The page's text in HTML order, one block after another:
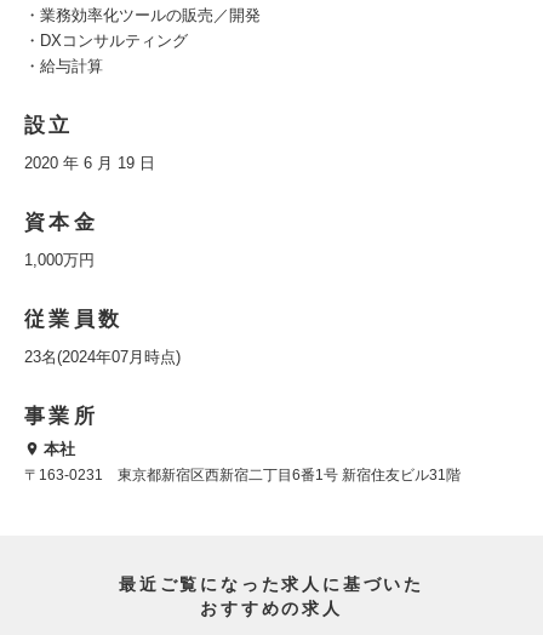
・業務効率化ツールの販売／開発
・DXコンサルティング
・給与計算
設立
2020 年 6 月 19 日
資本金
1,000万円
従業員数
23名(2024年07月時点)
事業所
本社
〒163-0231 東京都新宿区西新宿二丁目6番1号 新宿住友ビル31階
最近ご覧になった求人に基づいた
おすすめの求人